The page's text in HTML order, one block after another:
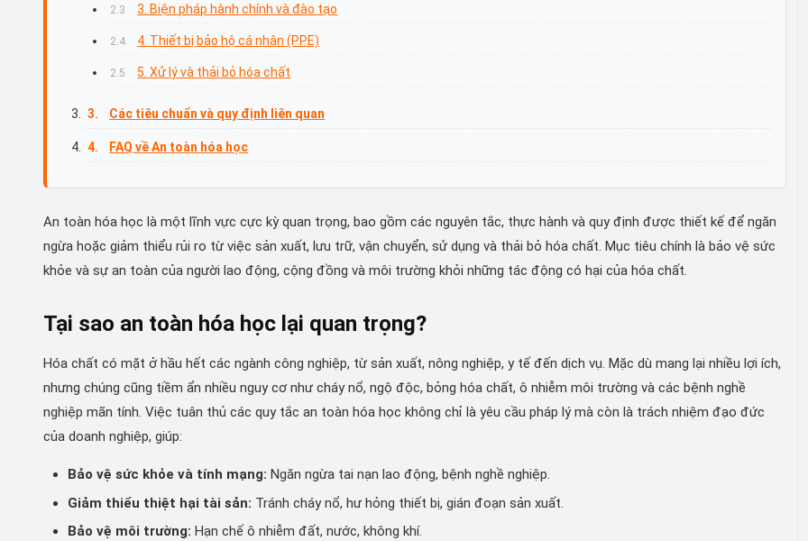
3. Biện pháp hành chính và đào tạo
4. Thiết bị bảo hộ cá nhân (PPE)
5. Xử lý và thải bỏ hóa chất
Các tiêu chuẩn và quy định liên quan
FAQ về An toàn hóa học
An toàn hóa học là một lĩnh vực cực kỳ quan trọng, bao gồm các nguyên tắc, thực hành và quy định được thiết kế để ngăn
ngừa hoặc giảm thiểu rủi ro từ việc sản xuất, lưu trữ, vận chuyển, sử dụng và thải bỏ hóa chất. Mục tiêu chính là bảo vệ sức
khỏe và sự an toàn của người lao động, cộng đồng và môi trường khỏi những tác động có hại của hóa chất.
Tại sao an toàn hóa học lại quan trọng?
Hóa chất có mặt ở hầu hết các ngành công nghiệp, từ sản xuất, nông nghiệp, y tế đến dịch vụ. Mặc dù mang lại nhiều lợi ích,
nhưng chúng cũng tiềm ẩn nhiều nguy cơ như cháy nổ, ngộ độc, bỏng hóa chất, ô nhiễm môi trường và các bệnh nghề
nghiệp mãn tính. Việc tuân thủ các quy tắc an toàn hóa học không chỉ là yêu cầu pháp lý mà còn là trách nhiệm đạo đức
của doanh nghiệp, giúp:
Bảo vệ sức khỏe và tính mạng: Ngăn ngừa tai nạn lao động, bệnh nghề nghiệp.
Giảm thiểu thiệt hại tài sản: Tránh cháy nổ, hư hỏng thiết bị, gián đoạn sản xuất.
Bảo vệ môi trường: Hạn chế ô nhiễm đất, nước, không khí.